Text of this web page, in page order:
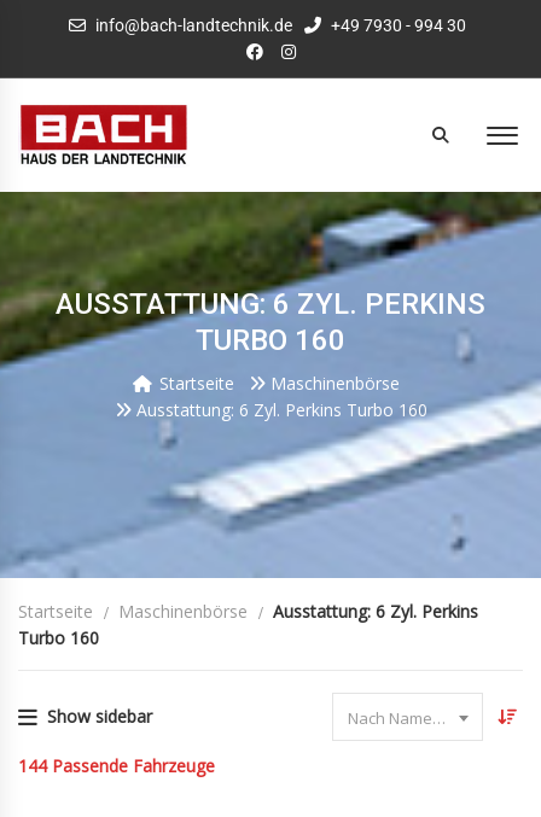
info@bach-landtechnik.de +49 7930 - 994 30
AUSSTATTUNG: 6 ZYL. PERKINS
TURBO 160
Startseite
Maschinenbörse
Ausstattung: 6 Zyl. Perkins Turbo 160
Startseite Maschinenbörse
Ausstattung: 6 Zyl. Perkins
Turbo 160
Show sidebar Nach Name sortieren
144 Passende Fahrzeuge